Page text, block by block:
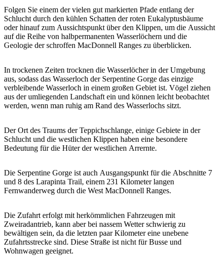
Sign
up
Folgen Sie einem der vielen gut markierten Pfade entlang der
Schlucht durch den kühlen Schatten der roten Eukalyptusbäume
oder hinauf zum Aussichtspunkt über den Klippen, um die Aussicht
auf die Reihe von halbpermanenten Wasserlöchern und die
Geologie der schroffen MacDonnell Ranges zu überblicken.
In trockenen Zeiten trocknen die Wasserlöcher in der Umgebung
aus, sodass das Wasserloch der Serpentine Gorge das einzige
verbleibende Wasserloch in einem großen Gebiet ist. Vögel ziehen
aus der umliegenden Landschaft ein und können leicht beobachtet
werden, wenn man ruhig am Rand des Wasserlochs sitzt.
Der Ort des Traums der Teppichschlange, einige Gebiete in der
Schlucht und die westlichen Klippen haben eine besondere
Bedeutung für die Hüter der westlichen Arrernte.
Die Serpentine Gorge ist auch Ausgangspunkt für die Abschnitte 7
und 8 des Larapinta Trail, einem 231 Kilometer langen
Fernwanderweg durch die West MacDonnell Ranges.
Die Zufahrt erfolgt mit herkömmlichen Fahrzeugen mit
Zweiradantrieb, kann aber bei nassem Wetter schwierig zu
bewältigen sein, da die letzten paar Kilometer eine unebene
Zufahrtsstrecke sind. Diese Straße ist nicht für Busse und
Wohnwagen geeignet.